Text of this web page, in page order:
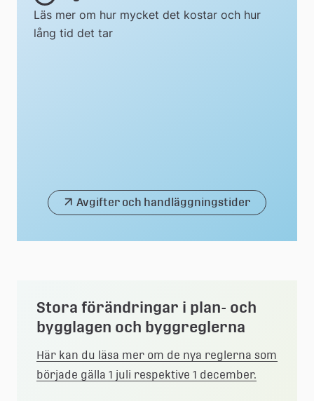
Läs mer om hur mycket det kostar och hur
lång tid det tar
Avgifter och handläggningstider
Stora förändringar i plan- och
bygglagen och byggreglerna
Här kan du läsa mer om de nya reglerna som
började gälla 1 juli respektive 1 december.